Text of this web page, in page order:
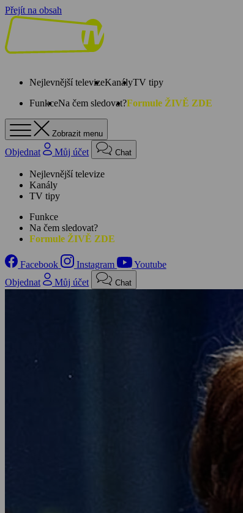
Přejít na obsah
Nejlevnější televizeKanályTV tipy
FunkceNa čem sledovat?Formule ŽIVĚ ZDE
Zobrazit menu
Objednat Můj účet Chat
Nejlevnější televize
Kanály
TV tipy
Funkce
Na čem sledovat?
Formule ŽIVĚ ZDE
Facebook Instagram
Youtube
Objednat
Můj účet Chat